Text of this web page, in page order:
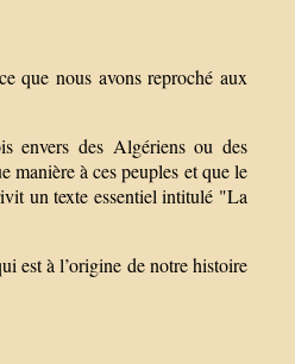
que nous avons reproché aux
envers des Algériens ou des
manière à ces peuples et que le
un texte essentiel intitulé "La
est à l’origine de notre histoire